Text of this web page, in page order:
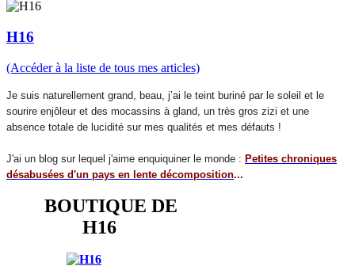
H16
(Accéder à la liste de tous mes articles)
Je suis naturellement grand, beau, j’ai le teint buriné par le soleil et le
sourire enjôleur et des mocassins à gland, un très gros zizi et une
absence totale de lucidité sur mes qualités et mes défauts !
J'ai un blog sur lequel j'aime enquiquiner le monde : Petites chroniques
désabusées d'un pays en lente décomposition...
BOUTIQUE DE
H16